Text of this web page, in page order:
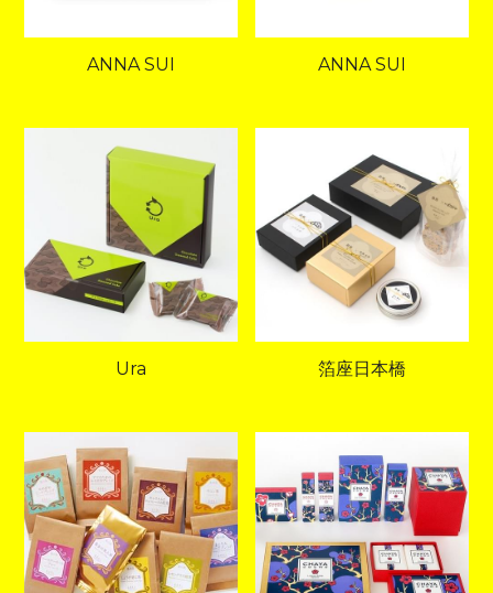
ANNA SUI ANNA SUI
Ura 箔座日本橋